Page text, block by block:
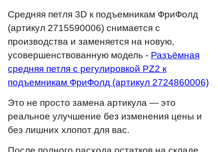
Средняя петля 3D к подъемникам ФриФолд
(артикул 2715590006) снимается с
производства и заменяется на новую,
усовершенствованную модель - Разъёмная
средняя петля с регулировкой PZ2 к
подъемникам ФриФолд (артикул 2724860006)
Это не просто замена артикула — это
реальное улучшение без изменения цены и
без лишних хлопот для вас.